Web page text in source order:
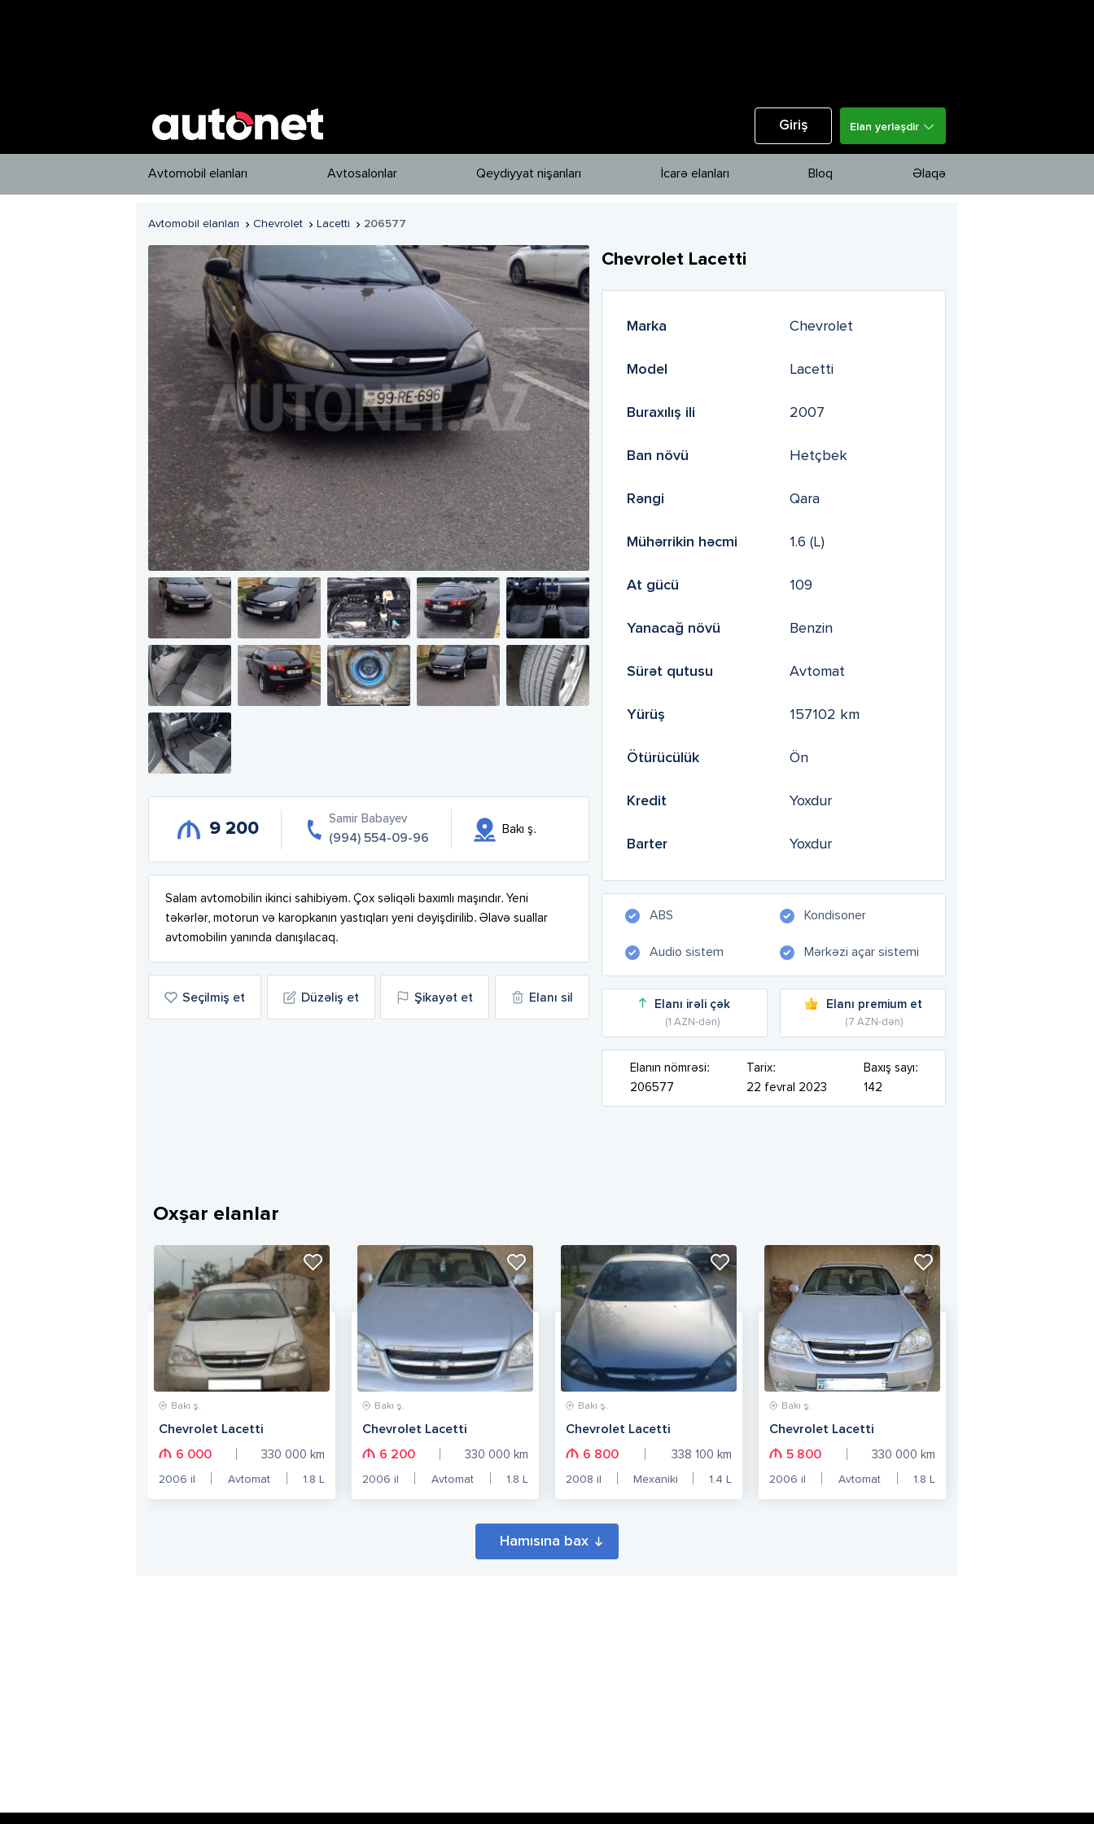
Giriş Elan yerləşdir
Avtomobil elanları Avtosalonlar Qeydiyyat nişanları İcarə elanları Bloq Əlaqə
Avtomobil elanları  Chevrolet  Lacetti  206577
9 200
Samir Babayev
(994) 554-09-96
Bakı ş.
Salam avtomobilin ikinci sahibiyəm. Çox səliqəli baxımlı maşındır. Yeni
təkərlər, motorun və karopkanın yastıqları yeni dəyişdirilib. Əlavə suallar
avtomobilin yanında danışılacaq.
Seçilmiş et Düzəliş et Şikayət et Elanı sil
Chevrolet Lacetti
Marka Chevrolet
Model Lacetti
Buraxılış ili 2007
Ban növü Hetçbek
Rəngi Qara
Mühərrikin həcmi 1.6 (L)
At gücü 109
Yanacağ növü Benzin
Sürət qutusu Avtomat
Yürüş 157102 km
Ötürücülük Ön
Kredit Yoxdur
Barter Yoxdur
ABS Kondisoner
Audio sistem Mərkəzi açar sistemi
Elanı irəli çək
(1 AZN-dən)
Elanı premium et
(7 AZN-dən)
Elanın nömrəsi:
206577
Tarix:
22 fevral 2023
Baxış sayı:
142
Oxşar elanlar
Bakı ş.
Chevrolet Lacetti
6 000
330 000 km
2006 il Avtomat 1.8 L
Bakı ş.
Chevrolet Lacetti
6 200
330 000 km
2006 il Avtomat 1.8 L
Bakı ş.
Chevrolet Lacetti
6 800
338 100 km
2008 il Mexaniki 1.4 L
Bakı ş.
Chevrolet Lacetti
5 800
330 000 km
2006 il Avtomat 1.8 L
Hamısına bax